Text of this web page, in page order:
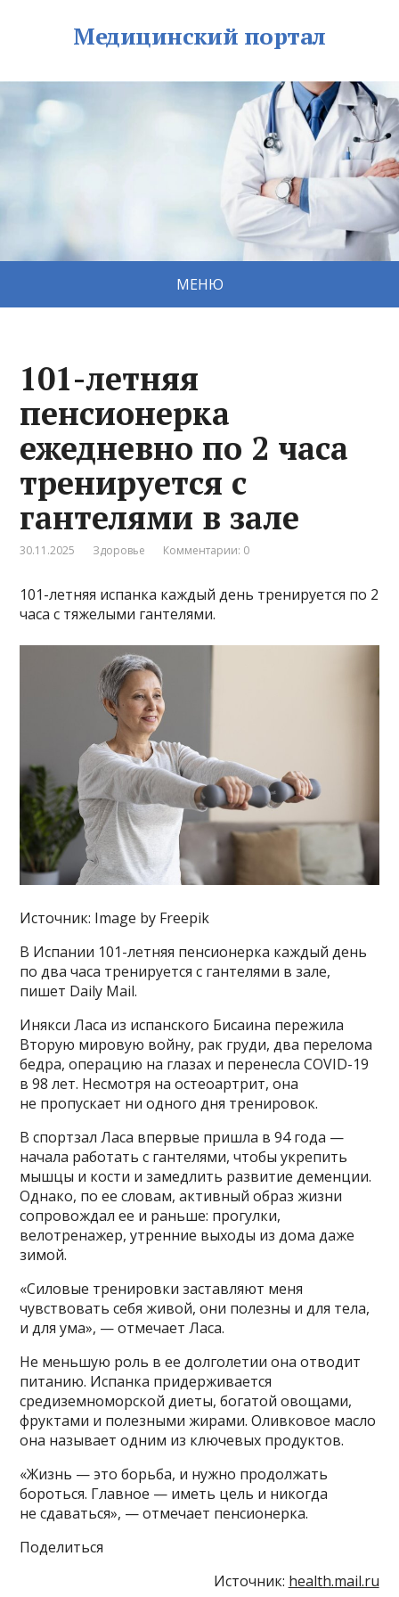
Медицинский портал
МЕНЮ
101-летняя
пенсионерка
ежедневно по 2 часа
тренируется с
гантелями в зале
30.11.2025 Здоровье Комментарии: 0
101-летняя испанка каждый день тренируется по 2
часа с тяжелыми гантелями.
Источник: Image by Freepik
В Испании 101-летняя пенсионерка каждый день
по два часа тренируется с гантелями в зале,
пишет Daily Mail.
Инякси Ласа из испанского Бисаина пережила
Вторую мировую войну, рак груди, два перелома
бедра, операцию на глазах и перенесла COVID-19
в 98 лет. Несмотря на остеоартрит, она
не пропускает ни одного дня тренировок.
В спортзал Ласа впервые пришла в 94 года —
начала работать с гантелями, чтобы укрепить
мышцы и кости и замедлить развитие деменции.
Однако, по ее словам, активный образ жизни
сопровождал ее и раньше: прогулки,
велотренажер, утренние выходы из дома даже
зимой.
«Силовые тренировки заставляют меня
чувствовать себя живой, они полезны и для тела,
и для ума», — отмечает Ласа.
Не меньшую роль в ее долголетии она отводит
питанию. Испанка придерживается
средиземноморской диеты, богатой овощами,
фруктами и полезными жирами. Оливковое масло
она называет одним из ключевых продуктов.
«Жизнь — это борьба, и нужно продолжать
бороться. Главное — иметь цель и никогда
не сдаваться», — отмечает пенсионерка.
Поделиться
Источник: health.mail.ru